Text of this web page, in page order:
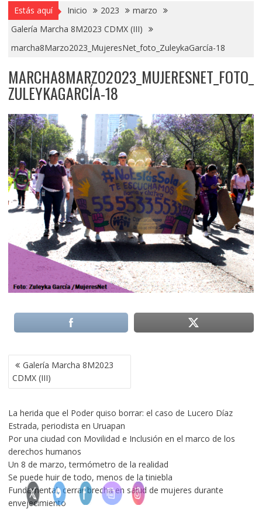
Estás aquí Inicio 2023
marzo
Galería Marcha 8M2023 CDMX (III)
marcha8Marzo2023_MujeresNet_foto_ZuleykaGarcía-18
MARCHA8MARZO2023_MUJERESNET_FOTO_
ZULEYKAGARCÍA-18
NAVEGACIÓN
DE
ENTRADAS
Galería Marcha 8M2023
CDMX (III)
La herida que el Poder quiso borrar: el caso de Lucero Díaz
Estrada, periodista en Uruapan
Por una ciudad con Movilidad e Inclusión en el marco de los
derechos humanos
Un 8 de marzo, termómetro de la realidad
Se puede huir de todo, menos de la tiniebla
Fundamental, cerrar brecha en salud de mujeres durante
envejecimiento